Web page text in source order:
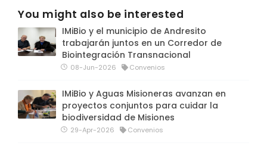
You might also be interested
IMiBio y el municipio de Andresito
trabajarán juntos en un Corredor de
Biointegración Transnacional
08-Jun-2026 Convenios
IMiBio y Aguas Misioneras avanzan en
proyectos conjuntos para cuidar la
biodiversidad de Misiones
29-Apr-2026 Convenios